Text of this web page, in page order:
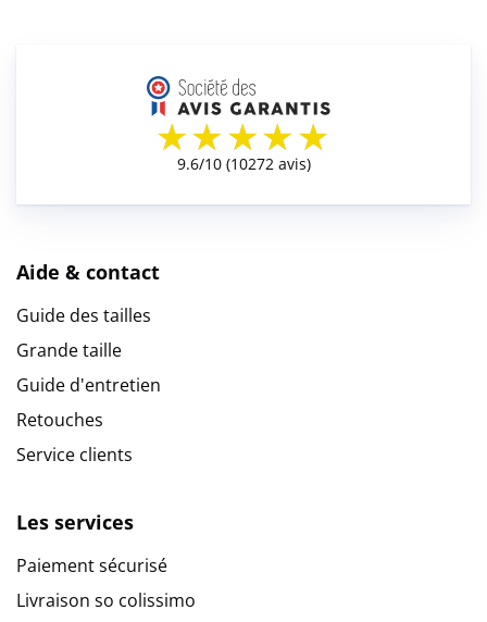
Aide & contact
Guide des tailles
Grande taille
Guide d'entretien
Retouches
Service clients
Les services
Paiement sécurisé
Livraison so colissimo